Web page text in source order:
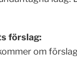
förslag:
om